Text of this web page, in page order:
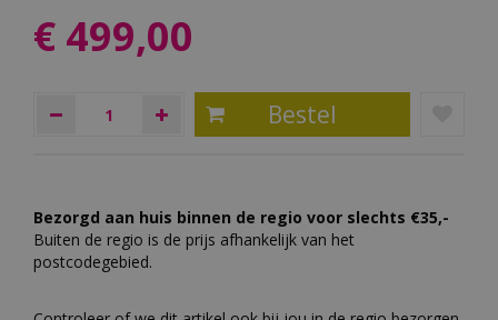
€ 499,00
Bezorgd aan huis binnen de regio voor slechts €35,-
Buiten de regio is de prijs afhankelijk van het
postcodegebied.